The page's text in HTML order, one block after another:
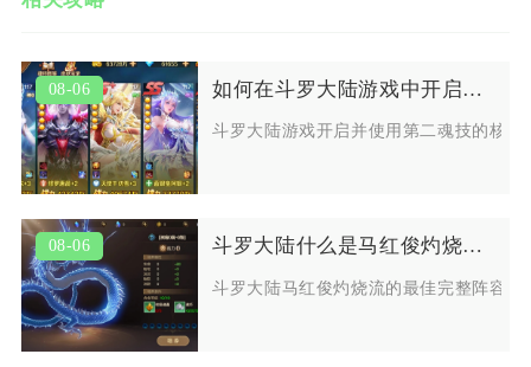
08-06 如何在斗罗大陆游戏中开启并使用第二魂技
斗罗大陆游戏开启并使用第二魂技的核
08-06 斗罗大陆什么是马红俊灼烧流的最佳阵容
斗罗大陆马红俊灼烧流的最佳完整阵容